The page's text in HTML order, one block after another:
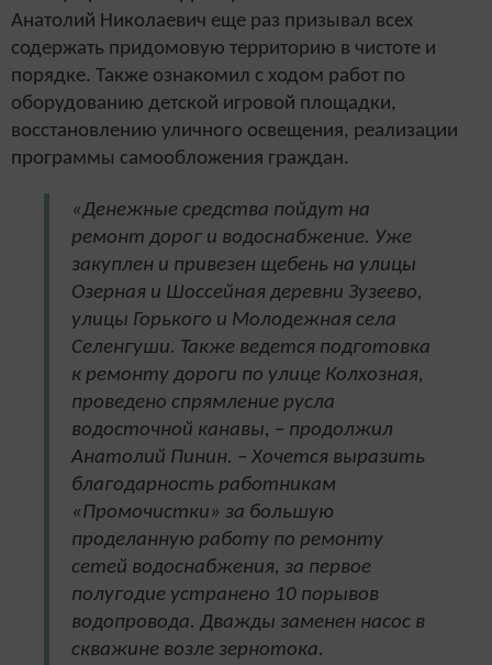
Анатолий Николаевич еще раз призывал всех
содержать придомовую территорию в чистоте и
порядке. Также ознакомил с ходом работ по
оборудованию детской игровой площадки,
восстановлению уличного освещения, реализации
программы самообложения граждан.
«Денежные средства пойдут на
ремонт дорог и водоснабжение. Уже
закуплен и привезен щебень на улицы
Озерная и Шоссейная деревни Зузеево,
улицы Горького и Молодежная села
Селенгуши. Также ведется подготовка
к ремонту дороги по улице Колхозная,
проведено спрямление русла
водосточной канавы, – продолжил
Анатолий Пинин. – Хочется выразить
благодарность работникам
«Промочистки» за большую
проделанную работу по ремонту
сетей водоснабжения, за первое
полугодие устранено 10 порывов
водопровода. Дважды заменен насос в
скважине возле зернотока.